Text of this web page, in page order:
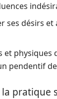
ses désirs
et physiques
pendentif de
la pratique